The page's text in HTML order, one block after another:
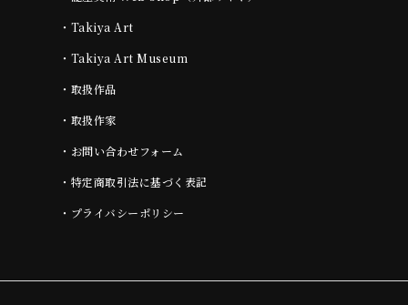
・ Takiya Art
・ Takiya Art Museum
・ 取扱作品
・ 取扱作家
・ お問い合わせフォーム
・ 特定商取引法に基づく表記
・ プライバシーポリシー